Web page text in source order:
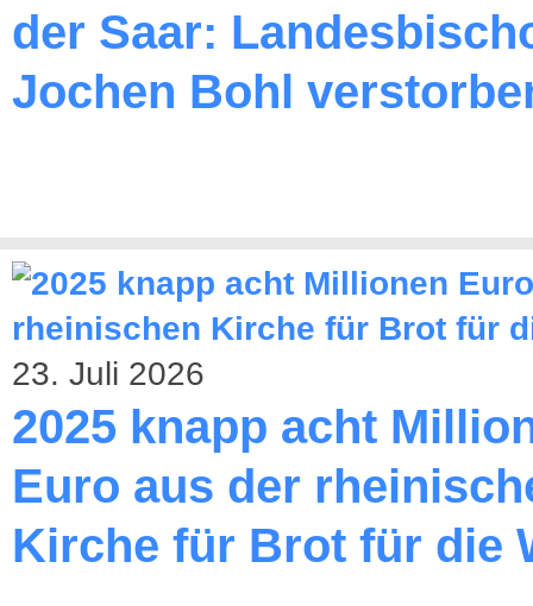
der Saar:
Jochen Bohl
23. Juli 2026
2025 knapp acht
Euro aus der
Kirche für Brot für die